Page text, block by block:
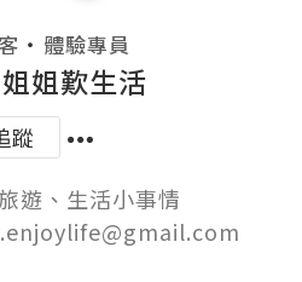
・ 體驗專員
姐歎生活
蹤
遊、生活小事情